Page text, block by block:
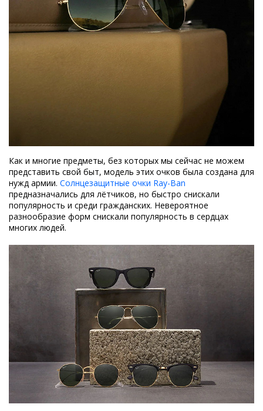
Как и многие предметы, без которых мы сейчас не можем
представить свой быт, модель этих очков была создана для
нужд армии. Солнцезащитные очки Ray-Ban
предназначались для лётчиков, но быстро снискали
популярность и среди гражданских. Невероятное
разнообразие форм снискали популярность в сердцах
многих людей.